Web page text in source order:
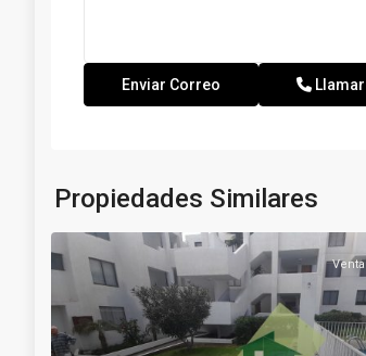
Llamar
Propiedades Similares
Venta